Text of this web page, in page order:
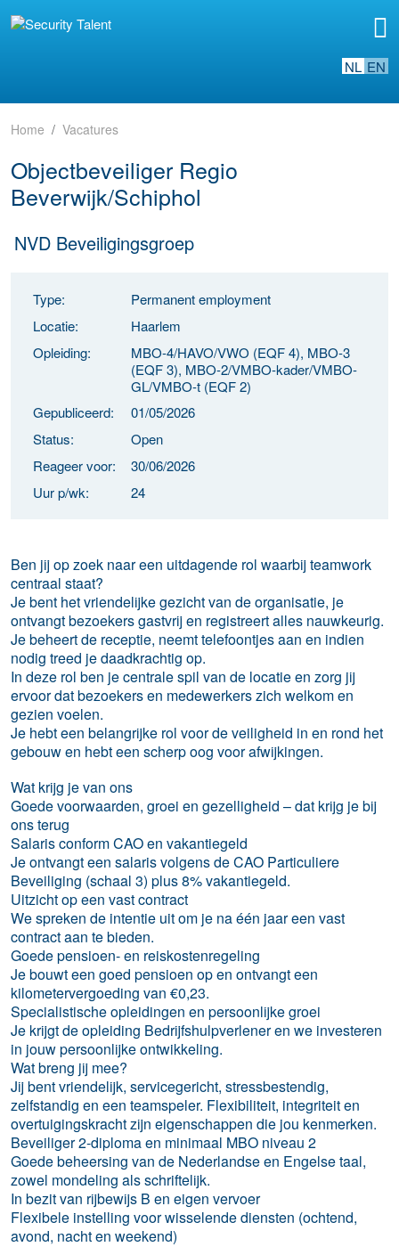
NL EN
Home Vacatures
Objectbeveiliger Regio
Beverwijk/Schiphol
NVD Beveiligingsgroep
Type:
Permanent employment
Locatie:
Haarlem
Opleiding:
MBO-4/HAVO/VWO (EQF 4), MBO-3
(EQF 3), MBO-2/VMBO-kader/VMBO-
GL/VMBO-t (EQF 2)
Gepubliceerd:
01/05/2026
Status:
Open
Reageer voor:
30/06/2026
Uur p/wk:
24
Ben jij op zoek naar een uitdagende rol waarbij teamwork
centraal staat?
Je bent het vriendelijke gezicht van de organisatie, je
ontvangt bezoekers gastvrij en registreert alles nauwkeurig.
Je beheert de receptie, neemt telefoontjes aan en indien
nodig treed je daadkrachtig op.
In deze rol ben je centrale spil van de locatie en zorg jij
ervoor dat bezoekers en medewerkers zich welkom en
gezien voelen.
Je hebt een belangrijke rol voor de veiligheid in en rond het
gebouw en hebt een scherp oog voor afwijkingen.
Wat krijg je van ons
Goede voorwaarden, groei en gezelligheid – dat krijg je bij
ons terug
Salaris conform CAO en vakantiegeld
Je ontvangt een salaris volgens de CAO Particuliere
Beveiliging (schaal 3) plus 8% vakantiegeld.
Uitzicht op een vast contract
We spreken de intentie uit om je na één jaar een vast
contract aan te bieden.
Goede pensioen- en reiskostenregeling
Je bouwt een goed pensioen op en ontvangt een
kilometervergoeding van €0,23.
Specialistische opleidingen en persoonlijke groei
Je krijgt de opleiding Bedrijfshulpverlener en we investeren
in jouw persoonlijke ontwikkeling.
Wat breng jij mee?
Jij bent vriendelijk, servicegericht, stressbestendig,
zelfstandig en een teamspeler. Flexibiliteit, integriteit en
overtuigingskracht zijn eigenschappen die jou kenmerken.
Beveiliger 2-diploma en minimaal MBO niveau 2
Goede beheersing van de Nederlandse en Engelse taal,
zowel mondeling als schriftelijk.
In bezit van rijbewijs B en eigen vervoer
Flexibele instelling voor wisselende diensten (ochtend,
avond, nacht en weekend)